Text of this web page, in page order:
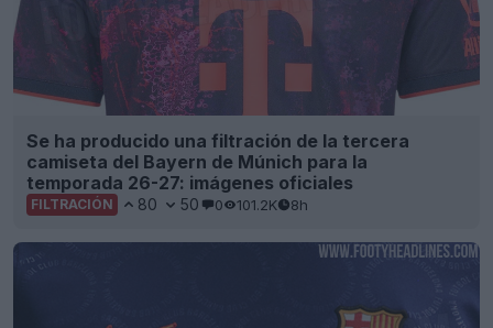
Se ha producido una filtración de la tercera
camiseta del Bayern de Múnich para la
temporada 26-27: imágenes oficiales
FILTRACIÓN 80 50 0 101.2K 8h